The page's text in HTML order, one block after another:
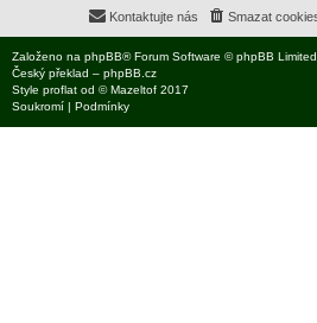
Smazat
Kontaktujte nás
Založeno na phpBB® Forum Software © phpBB Limited
Český překlad – phpBB.cz
Style proflat od ©Mazeltof 2017
Soukromí | Podmínky